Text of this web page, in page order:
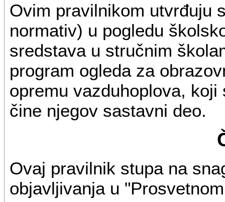
Ovim pravilnikom utvrđuju
normativ) u pogledu
sredstava u stručnim
program ogleda za
opremu vazduhoplova,
čine njegov sastavni deo.
Ovaj pravilnik stupa na
objavljivanja u